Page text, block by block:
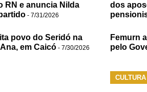
RN e anuncia Nilda
- 7/31/2026
povo do Seridó na
em Caicó - 7/30/2026
dos
Femurn
pelo
CULTURA